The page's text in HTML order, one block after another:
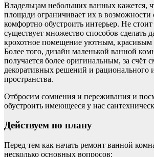
Владельцам небольших ванных кажется,
площади ограничивает их в возможности
комфортно обустроить интерьер. Не стоит
существует множество способов сделать
крохотное помещение уютным,
Более того, дизайн маленькой ванной
получается более оригинальным, за счёт
декоративных решений и рационального
пространства.
Отбросим сомнения и переживания и
обустроить имеющееся у нас
Действуем по плану
Перед тем как начать ремонт ванной
несколько основных вопросов: